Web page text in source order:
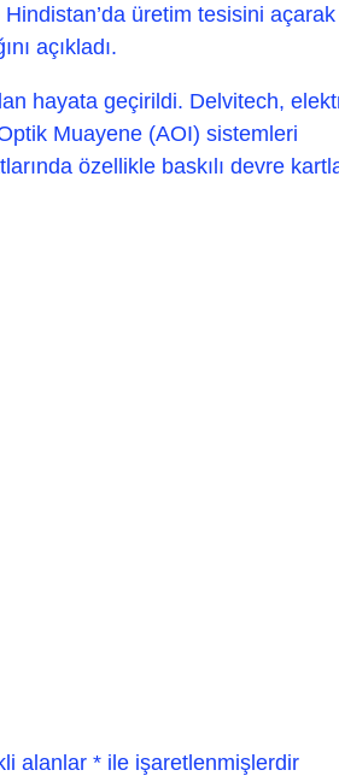
üretim tesisini açarak
açıkladı.
hayata geçirildi. Delvitech,
Muayene (AOI) sistemleri
özellikle baskılı devre
alanlar * ile işaretlenmişlerdir